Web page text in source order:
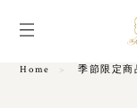
Home 季節限定商